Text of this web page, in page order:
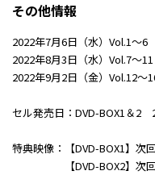
その他情報
2022年7月6日（水）Vol.1～6
2022年8月3日（水）Vol.7～
2022年9月2日（金）Vol.12～
セル発売日：DVD-BOX1＆2
特典映像：【DVD-BOX1】次
【DVD-BOX2】次回、